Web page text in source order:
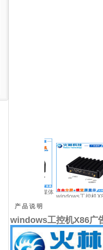
网络协议
制播放电
屏器
windows工控机X86广告
机播放盒win10播放器
win7显示解码4K
产 品 说 明
windows工控机X86广